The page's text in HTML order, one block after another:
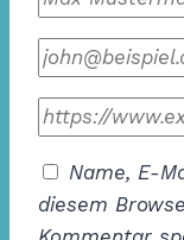
Name, E-
diesem